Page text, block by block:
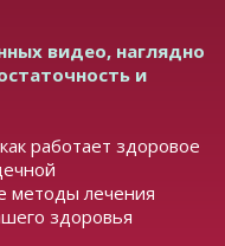
видео, наглядно
и
работает здоровое
методы лечения
здоровья